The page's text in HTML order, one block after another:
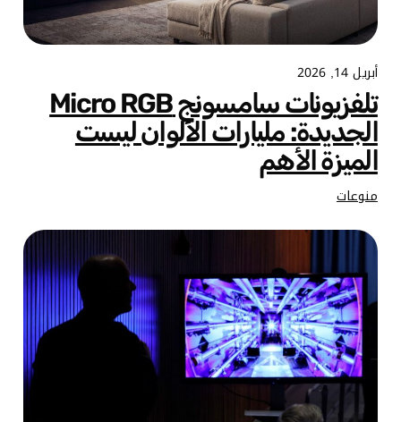
أبريل 14, 2026
تلفزيونات سامسونج Micro RGB
الجديدة: مليارات الألوان ليست
الميزة الأهم
منوعات